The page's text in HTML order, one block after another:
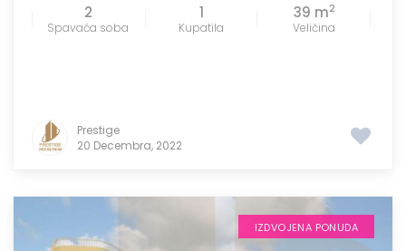
2
Spavaća soba
1
Kupatila
39 m2
Veličina
Prestige
20 Decembra, 2022
IZDVOJENA PONUDA